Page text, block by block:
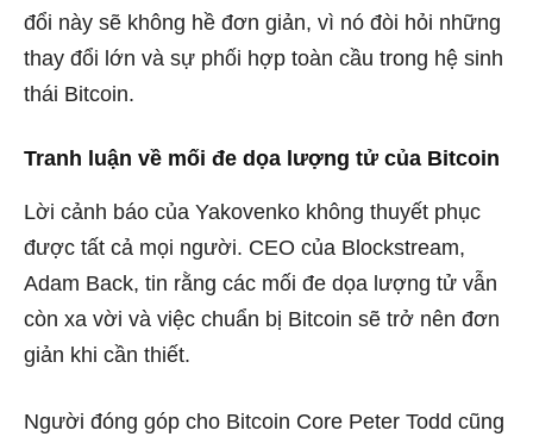
đổi này sẽ không hề đơn giản, vì nó đòi hỏi những
thay đổi lớn và sự phối hợp toàn cầu trong hệ sinh
thái Bitcoin.
Tranh luận về mối đe dọa lượng tử của Bitcoin
Lời cảnh báo của Yakovenko không thuyết phục
được tất cả mọi người. CEO của Blockstream,
Adam Back, tin rằng các mối đe dọa lượng tử vẫn
còn xa vời và việc chuẩn bị Bitcoin sẽ trở nên đơn
giản khi cần thiết.
Người đóng góp cho Bitcoin Core Peter Todd cũng